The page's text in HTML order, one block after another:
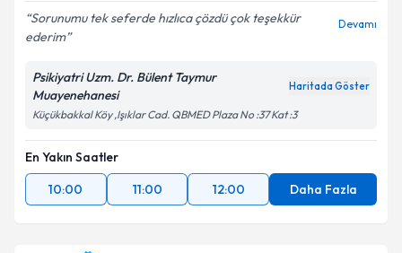
Sorunumu tek seferde hızlıca çözdü çok teşekkür
ederim
Devamı
Psikiyatri Uzm. Dr. Bülent Taymur
Muayenehanesi
Haritada Göster
Küçükbakkal Köy ,Işıklar Cad. QBMED Plaza No :37 Kat :3
En Yakın Saatler
10:00
11:00 12:00 Daha Fazla